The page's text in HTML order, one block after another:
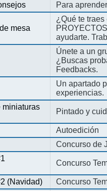
Para
mesa
¿Qué te
ayudarte.
Únete a un
¿Buscas
Feedbacks.
Un apartado
experiencias.
miniaturas
Pintado y
Autoedición
Concurso de
Concurso
(Navidad)
Concurso